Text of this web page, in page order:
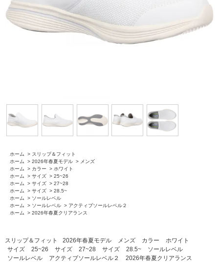
ホーム > スリップ＆フィット
ホーム
> 2026年春夏モデル > メンズ
ホーム
> カラー > ホワイト
ホーム
> サイズ > 25~26
ホーム
> サイズ > 27~28
ホーム
> サイズ > 28.5~
ホーム
> ソールレベル
ホーム
> ソールレベル > アクティブソールレベル２
ホーム
> 2026年春夏クリアランス
スリップ＆フィット 2026年春夏モデル メンズ カラー
ホワイト
サイズ
25~26 サイズ 27~28 サイズ 28.5~
ソールレベル
ソールレベル
アクティブソールレベル２ 2026年春夏クリアランス